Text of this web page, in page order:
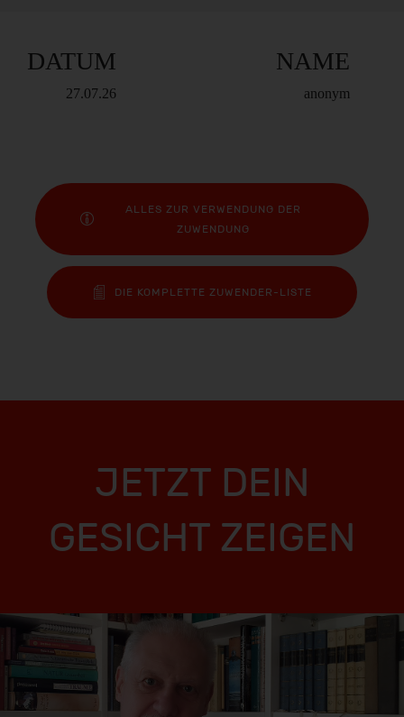
DATUM NAME
27.07.26 anonym
ALLES ZUR VERWENDUNG DER
ZUWENDUNG
DIE KOMPLETTE ZUWENDER-LISTE
JETZT DEIN
GESICHT ZEIGEN